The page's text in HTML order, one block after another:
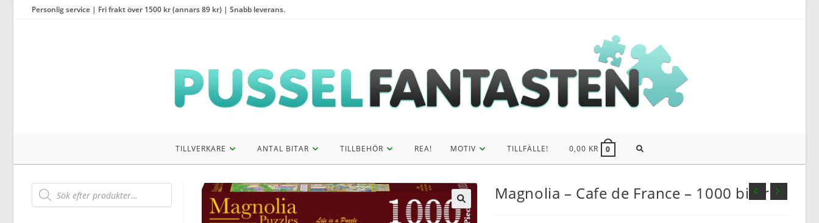
Personlig service | Fri frakt över 1500 kr (annars 89 kr) | Snabb leverans.
TILLVERKARE ANTAL BITAR TILLBEHÖR REA! MOTIV TILLFÄLLE! 0,00 KR 0 SLÅ
Magnolia – Cafe de France – 1000 bitar
Products
search